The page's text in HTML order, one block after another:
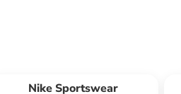
Nike Sportswear